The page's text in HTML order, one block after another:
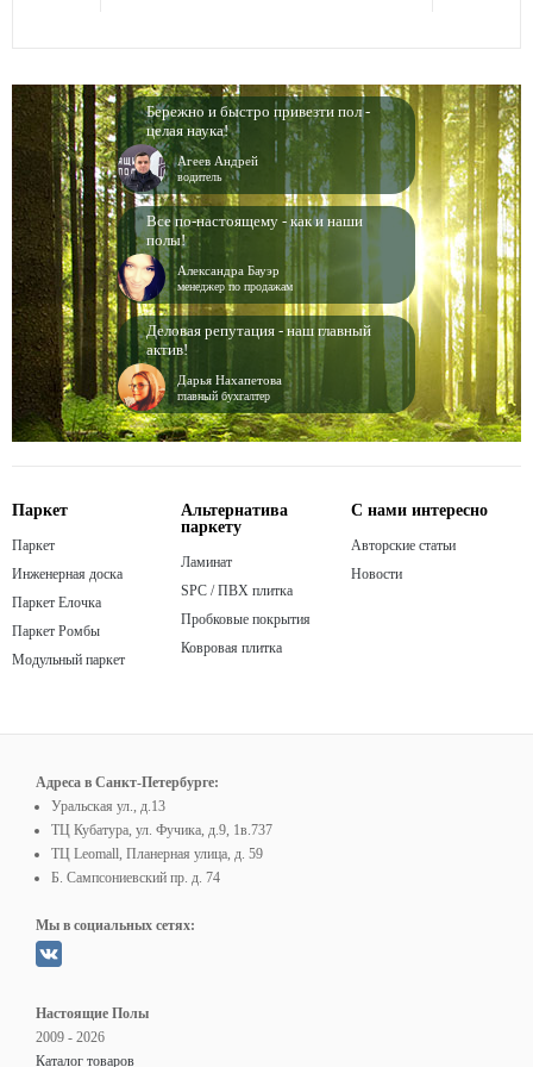
Бережно и быстро привезти пол -
целая наука!
Агеев Андрей
водитель
Все по-настоящему - как и наши
полы!
Александра Бауэр
менеджер по продажам
Деловая репутация - наш главный
актив!
Дарья Нахапетова
главный бухгалтер
Паркет
Паркет
Инженерная доска
Паркет Елочка
Паркет Ромбы
Модульный паркет
Альтернатива
паркету
Ламинат
SPC / ПВХ плитка
Пробковые покрытия
Ковровая плитка
С нами интересно
Авторские статьи
Новости
Адреса в Санкт-Петербурге:
Уральская ул., д.13
ТЦ Кубатура, ул. Фучика, д.9, 1в.737
ТЦ Leomall, Планерная улица, д. 59
Б. Сампсониевский пр. д. 74
Мы в социальных сетях:
Настоящие Полы
2009 - 2026
Каталог товаров